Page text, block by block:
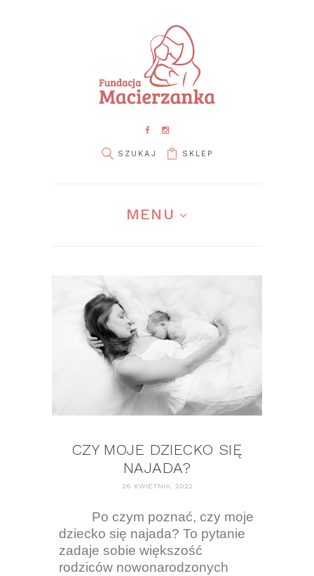
SKLEP
MENU
CZY MOJE DZIECKO SIĘ
NAJADA?
26 KWIETNIA, 2022
Po czym poznać, czy moje
dziecko się najada? To pytanie
zadaje sobie większość
rodziców nowonarodzonych